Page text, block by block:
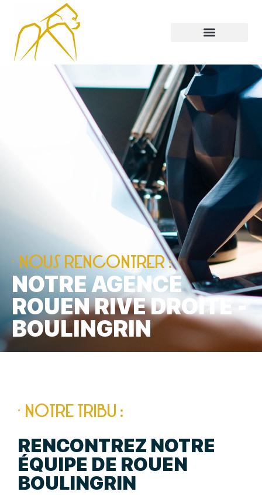
· NOUS RENCONTRER :
NOTRE AGENCE
ROUEN RIVE DROITE -
BOULINGRIN
· NOTRE TRIBU :
RENCONTREZ NOTRE
ÉQUIPE DE ROUEN
BOULINGRIN